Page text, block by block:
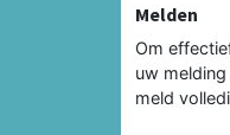
Melden
Om
uw
meld